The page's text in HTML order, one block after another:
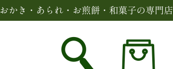
おかき・あられ・お煎餅・和菓子の専門店